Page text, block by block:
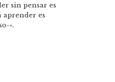
sin pensar es
es
«.